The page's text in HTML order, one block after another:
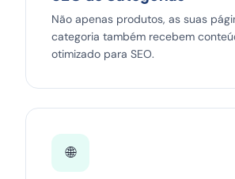
Não apenas produtos, as suas
categoria também recebem
otimizado para SEO.
🌐